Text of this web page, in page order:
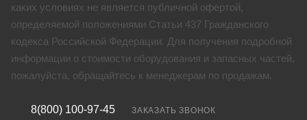
каких условиях не является публичной офертой,
определяемой положениями Статьи 437 Гражданского
кодекса Российской Федерации. Для получения подробной
информации о стоимости оборудования и запасных частей,
пожалуйста, обращайтесь к менеджерам по продажам.
8(800) 100-97-45 ЗАКАЗАТЬ ЗВОНОК